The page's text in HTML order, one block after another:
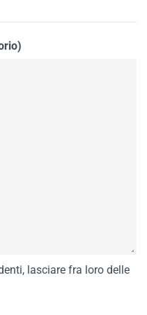
lasciare fra loro delle